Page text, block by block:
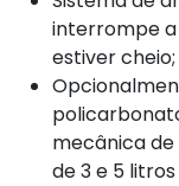
interrompe
estiver cheio;
mecânica de
de 3 e 5